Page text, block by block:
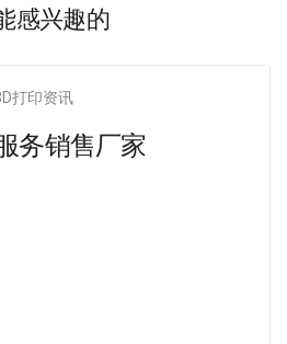
感兴趣的
打印资讯
务销售厂家